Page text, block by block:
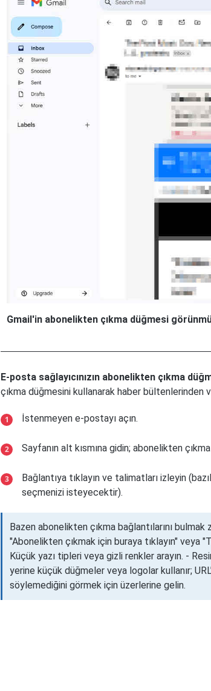
Gmail'in abonelikten çıkma düğmesi
E-posta sağlayıcınızın abonelikten çıkma
çıkma düğmesini kullanarak haber bültenlerinden
İstenmeyen e-postayı açın.
Sayfanın alt kısmına gidin; abonelikten
Bağlantıya tıklayın ve talimatları izleyin
seçmenizi isteyecektir).
Bazen abonelikten çıkma bağlantılarını
"Abonelikten çıkmak için buraya tıklayın" veya
Küçük yazı tipleri veya gizli renkler arayın. -
yerine küçük düğmeler veya logolar kullanır;
söylemediğini görmek için üzerlerine gelin.